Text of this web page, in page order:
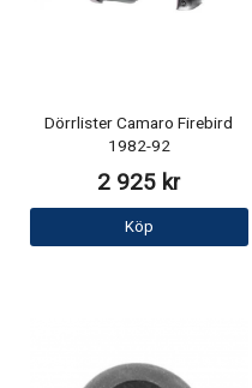
Dörrlister Camaro Firebird
1982-92
2 925 kr
Köp